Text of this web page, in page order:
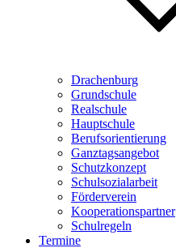
Drachenburg
Grundschule
Realschule
Hauptschule
Berufsorientierung
Ganztagsangebot
Schutzkonzept
Schulsozialarbeit
Förderverein
Kooperationspartner
Schulregeln
Termine